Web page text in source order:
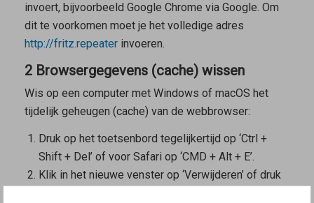
invoert, bijvoorbeeld Google Chrome via Google. Om
dit te voorkomen moet je het volledige adres
http://fritz.repeaterinvoeren.
2 Browsergegevens (cache) wissen
Wis op een computer met Windows of macOS het
tijdelijk geheugen (cache) van de webbrowser:
Druk op het toetsenbord tegelijkertijd op ‘Ctrl +
Shift + Del’ of voor Safari op ‘CMD + Alt + E’.
Klik in het nieuwe venster op ‘Verwijderen’ of druk